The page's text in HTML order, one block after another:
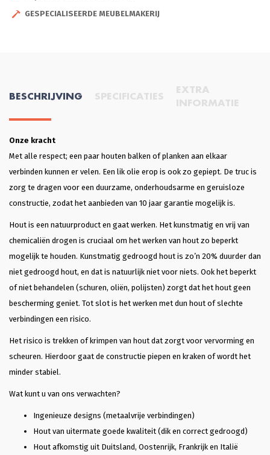
GESPECIALISEERDE MEUBELMAKERIJ
BESCHRIJVING SPECIFICATIES
EXTRA
INFORMATIE
Onze kracht
Met alle respect; een paar houten balken of planken aan elkaar
verbinden kunnen er velen. Een lik olie erop is ook zo gepiept. De truc is
zorg te dragen voor een duurzame, onderhoudsarme en geruisloze
constructie, zodat het aanbieden van 10 jaar garantie mogelijk is.
Hout is een natuurproduct en gaat werken. Het kunstmatig en vrij van
chemicaliën drogen is cruciaal om het werken van hout zo beperkt
mogelijk te houden. Kunstmatig gedroogd hout is zo’n 20% duurder dan
niet gedroogd hout, en dat is natuurlijk niet voor niets. Ook het beperkt
of niet behandelen (schuren, oliën, polijsten) zorgt dat het hout geen
bescherming geniet. Tot slot is het werken met dun hout of slechte
verbindingen een risico.
Het risico is trekken of krimpen van hout dat zorgt voor vervorming en
scheuren. Hierdoor gaat de constructie piepen en kraken of wordt het
minder stabiel.
Wat kunt u van ons verwachten?
Ingenieuze designs (metaalvrije verbindingen)
Hout van uitermate goede kwaliteit (dik en correct gedroogd)
Hout afkomstig uit Duitsland, Oostenrijk, Frankrijk en Italië